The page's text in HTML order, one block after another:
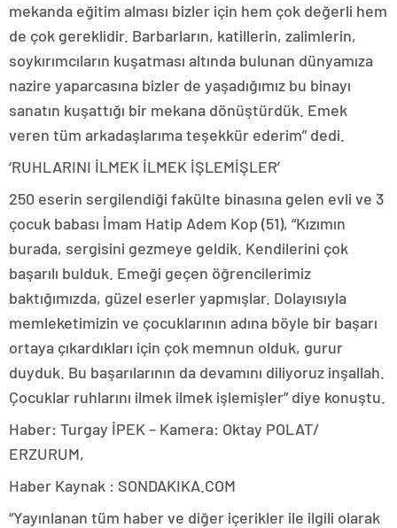
mekanda eğitim alması bizler için hem çok değerli hem
de çok gereklidir. Barbarların, katillerin, zalimlerin,
soykırımcıların kuşatması altında bulunan dünyamıza
nazire yaparcasına bizler de yaşadığımız bu binayı
sanatın kuşattığı bir mekana dönüştürdük. Emek
veren tüm arkadaşlarıma teşekkür ederim” dedi.
‘RUHLARINI İLMEK İLMEK İŞLEMİŞLER’
250 eserin sergilendiği fakülte binasına gelen evli ve 3
çocuk babası İmam Hatip Adem Kop (51), “Kızımın
burada, sergisini gezmeye geldik. Kendilerini çok
başarılı bulduk. Emeği geçen öğrencilerimiz
baktığımızda, güzel eserler yapmışlar. Dolayısıyla
memleketimizin ve çocuklarının adına böyle bir başarı
ortaya çıkardıkları için çok memnun olduk, gurur
duyduk. Bu başarılarının da devamını diliyoruz inşallah.
Çocuklar ruhlarını ilmek ilmek işlemişler” diye konuştu.
Haber: Turgay İPEK – Kamera: Oktay POLAT/
ERZURUM,
Haber Kaynak : SONDAKIKA.COM
“Yayınlanan tüm haber ve diğer içerikler ile ilgili olarak